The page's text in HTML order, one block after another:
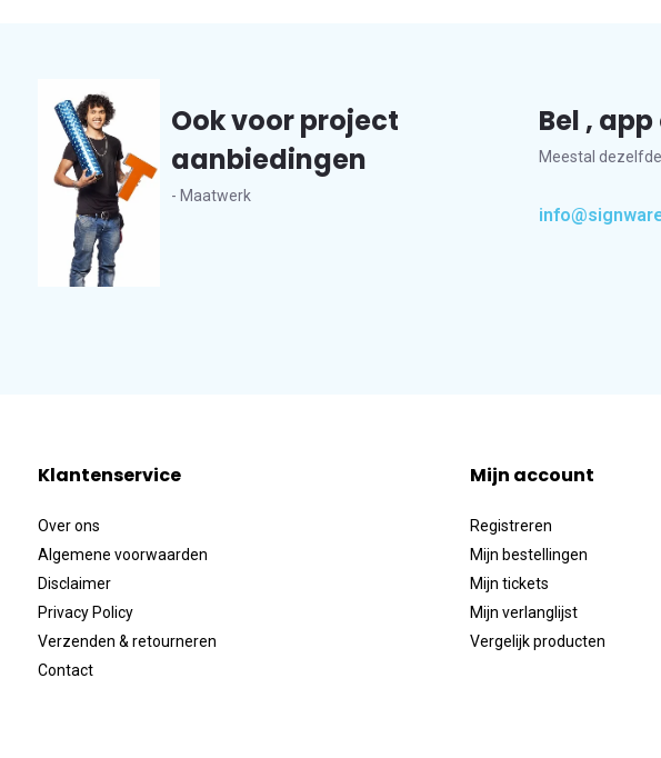
Ook voor project
aanbiedingen
- Maatwerk
Bel ,
Meestal
Klantenservice
Over ons
Algemene voorwaarden
Disclaimer
Privacy Policy
Verzenden & retourneren
Contact
Mijn account
Registreren
Mijn bestellingen
Mijn tickets
Mijn verlanglijst
Vergelijk producten